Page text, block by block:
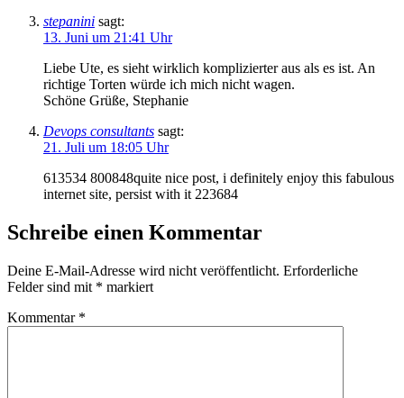
stepanini sagt:
13. Juni um 21:41 Uhr
Liebe Ute, es sieht wirklich komplizierter aus als es ist. An
richtige Torten würde ich mich nicht wagen.
Schöne Grüße, Stephanie
Devops consultants sagt:
21. Juli um 18:05 Uhr
613534 800848quite nice post, i definitely enjoy this fabulous
internet site, persist with it 223684
Schreibe einen Kommentar
Deine E-Mail-Adresse wird nicht veröffentlicht. Erforderliche
Felder sind mit * markiert
Kommentar *